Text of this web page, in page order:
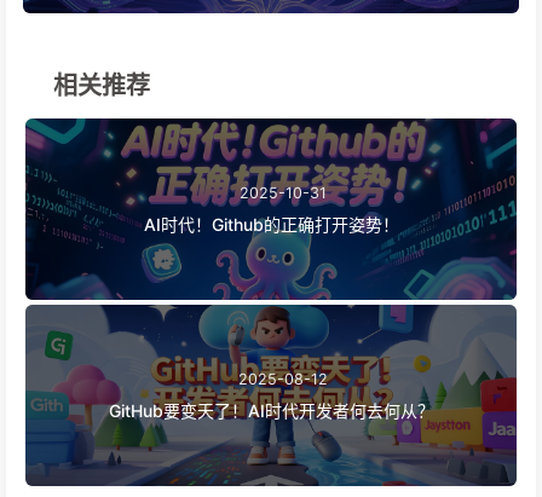
相关推荐
2025-10-31
AI时代！Github的正确打开姿势！
2025-08-12
GitHub要变天了！AI时代开发者何去何从？